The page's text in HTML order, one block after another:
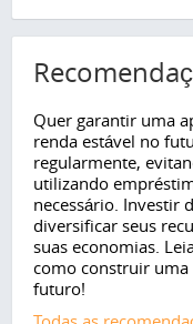
Quer garantir uma
renda estável no
regularmente,
utilizando
necessário. Investir
diversificar seus
suas economias.
como construir uma
futuro!